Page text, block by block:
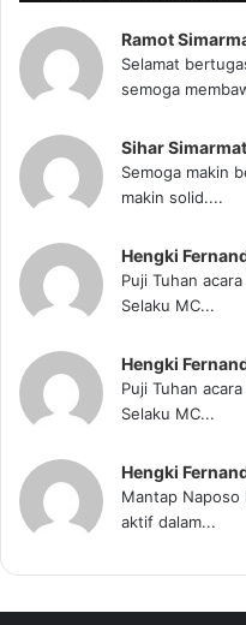
Ramot
Selamat
semoga
Sihar
Semoga makin
makin solid....
Hengki
Puji Tuhan
Selaku MC...
Hengki
Puji Tuhan
Selaku MC...
Hengki
Mantap Naposo
aktif dalam...